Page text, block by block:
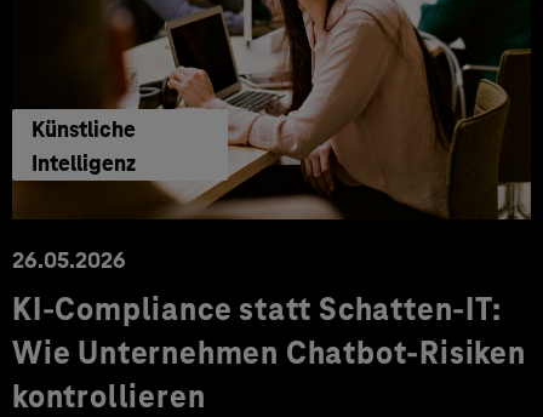
Künstliche
Intelligenz
26.05.2026
KI-Compliance statt Schatten-IT:
Wie Unternehmen Chatbot-Risiken
kontrollieren